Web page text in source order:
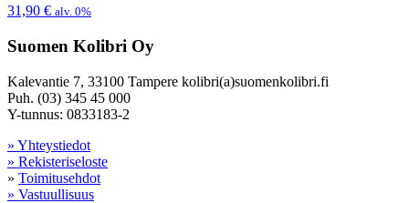
31,90 € alv. 0%
Suomen Kolibri Oy
Kalevantie 7, 33100 Tampere kolibri(a)suomenkolibri.fi
Puh. (03) 345 45 000
Y-tunnus: 0833183-2
» Yhteystiedot
» Rekisteriseloste
» Toimitusehdot
» Vastuullisuus